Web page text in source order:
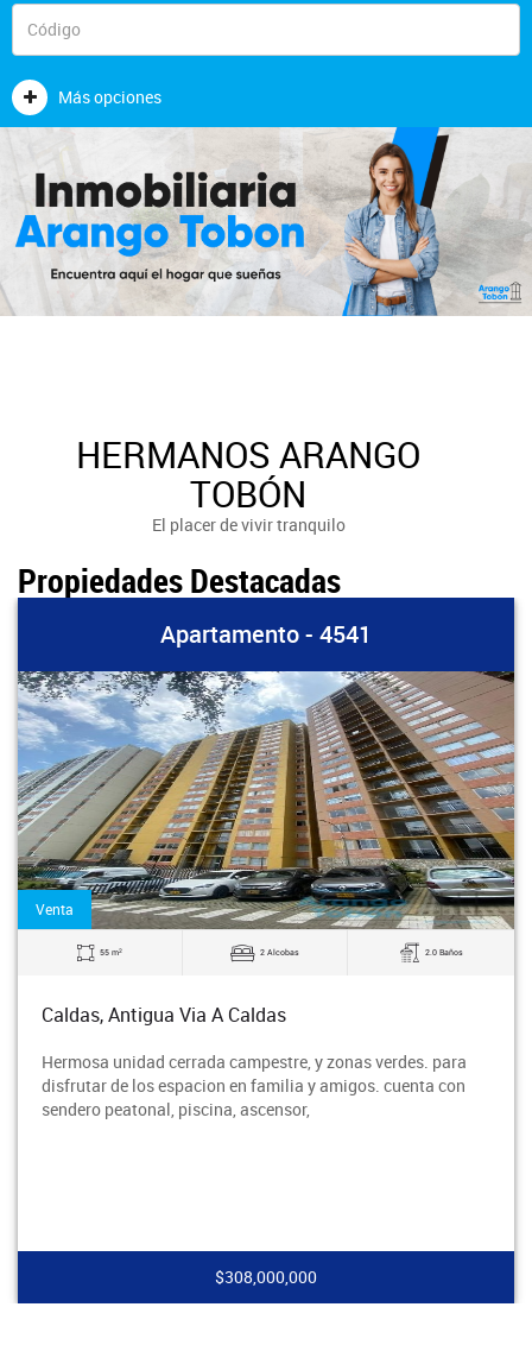
Más opciones
HERMANOS ARANGO
TOBÓN
El placer de vivir tranquilo
Propiedades Destacadas
Apartamento - 4541
Venta
55 m2 2 Alcobas 2.0 Baños
Caldas, Antigua Via A Caldas
Hermosa unidad cerrada campestre, y zonas verdes. para
disfrutar de los espacion en familia y amigos. cuenta con
sendero peatonal, piscina, ascensor,
$308,000,000